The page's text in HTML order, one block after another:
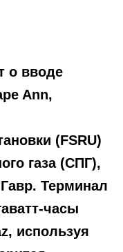
о вводе
Ann,
(FSRU)
газа (СПГ),
Терминал
часы
используя